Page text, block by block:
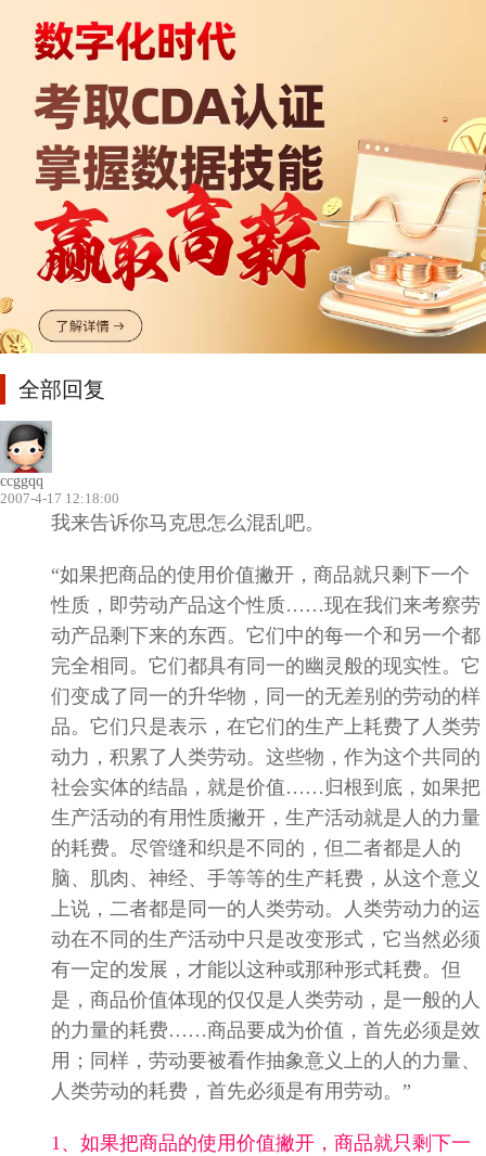
全部回复
ccggqq
2007-4-17 12:18:00
我来告诉你马克思怎么混乱吧。
“如果把商品的使用价值撇开，商品就只剩下一个
性质，即劳动产品这个性质……现在我们来考察劳
动产品剩下来的东西。它们中的每一个和另一个都
完全相同。它们都具有同一的幽灵般的现实性。它
们变成了同一的升华物，同一的无差别的劳动的样
品。它们只是表示，在它们的生产上耗费了人类劳
动力，积累了人类劳动。这些物，作为这个共同的
社会实体的结晶，就是价值……归根到底，如果把
生产活动的有用性质撇开，生产活动就是人的力量
的耗费。尽管缝和织是不同的，但二者都是人的
脑、肌肉、神经、手等等的生产耗费，从这个意义
上说，二者都是同一的人类劳动。人类劳动力的运
动在不同的生产活动中只是改变形式，它当然必须
有一定的发展，才能以这种或那种形式耗费。但
是，商品价值体现的仅仅是人类劳动，是一般的人
的力量的耗费……商品要成为价值，首先必须是效
用；同样，劳动要被看作抽象意义上的人的力量、
人类劳动的耗费，首先必须是有用劳动。”
1、如果把商品的使用价值撇开，商品就只剩下一